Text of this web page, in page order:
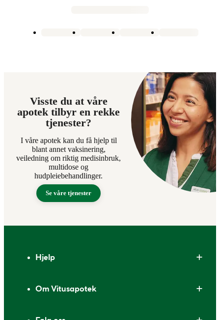
Visste du at våre
apotek tilbyr en rekke
tjenester?
I våre apotek kan du få hjelp til
blant annet vaksinering,
veiledning om riktig medisinbruk,
multidose og
hudpleiebehandlinger.
Se våre tjenester
Hjelp
Om Vitusapotek